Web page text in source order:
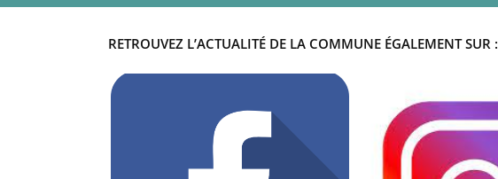
RETROUVEZ L’ACTUALITÉ DE LA COMMUNE ÉGALEMENT SUR :